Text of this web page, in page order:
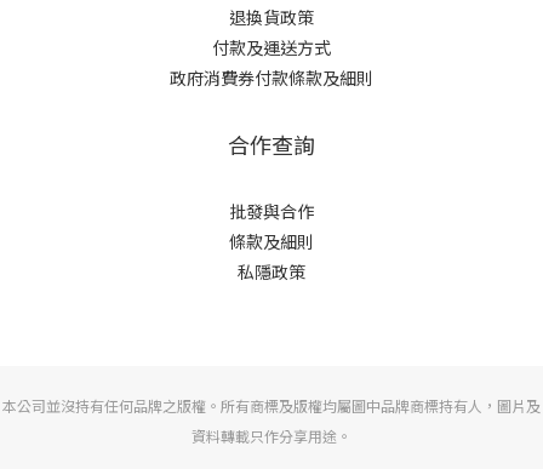
退換貨政策
付款及運送方式
政府消費券付款條款及細則
合作查詢
批發與合作
條款及細則
私隱政策
本公司並沒持有任何品牌之版權。所有商標及版權均屬圖中品牌商標持有人，圖片及
資料轉載只作分享用途。